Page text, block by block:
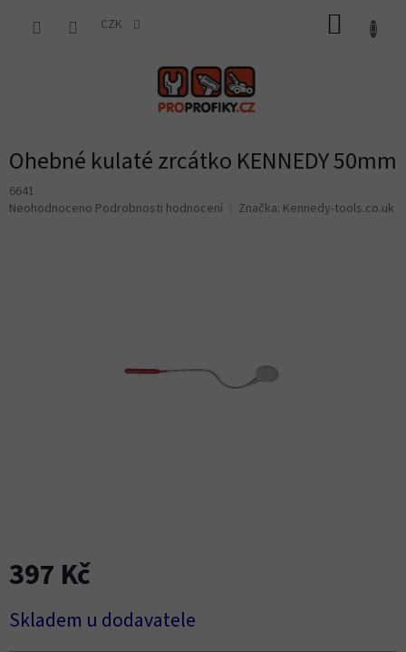
CZK
Ohebné kulaté zrcátko KENNEDY 50mm
6641
Průměrné
Neohodnoceno Podrobnosti hodnocení Značka: Kennedy-tools.co.uk
397 Kč
cena:
Skladem u dodavatele